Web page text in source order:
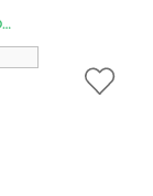
Mattel Polly Pocket Set De Juego Mundo De Compactos De Polly Perro JGK23